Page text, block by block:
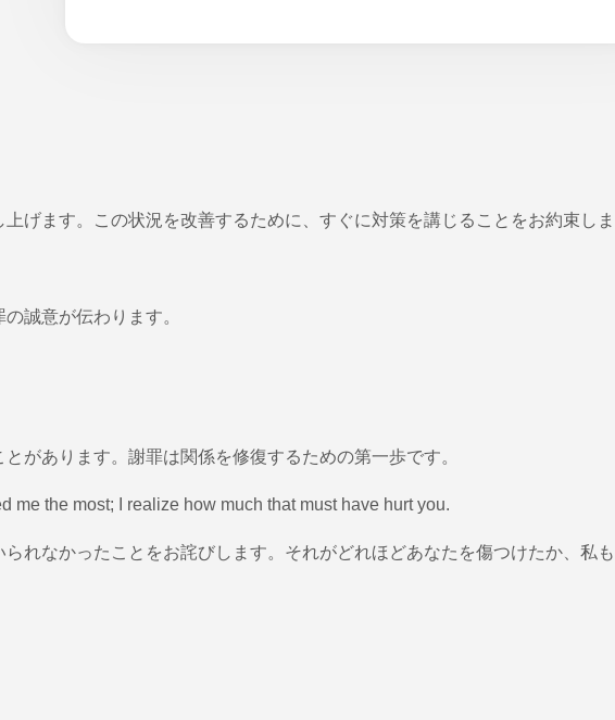
上げます。この状況を改善するために、すぐに対策を講じることをお約束し
誠意が伝わります。
があります。謝罪は関係を修復するための第一歩です。
me the most; I realize how much that must have hurt you.
られなかったことをお詫びします。それがどれほどあなたを傷つけたか、私